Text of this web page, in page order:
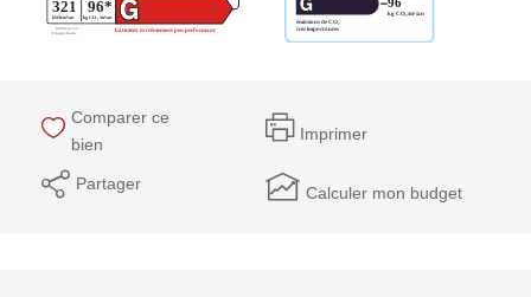
Comparer ce
bien
Imprimer
Partager Calculer mon budget